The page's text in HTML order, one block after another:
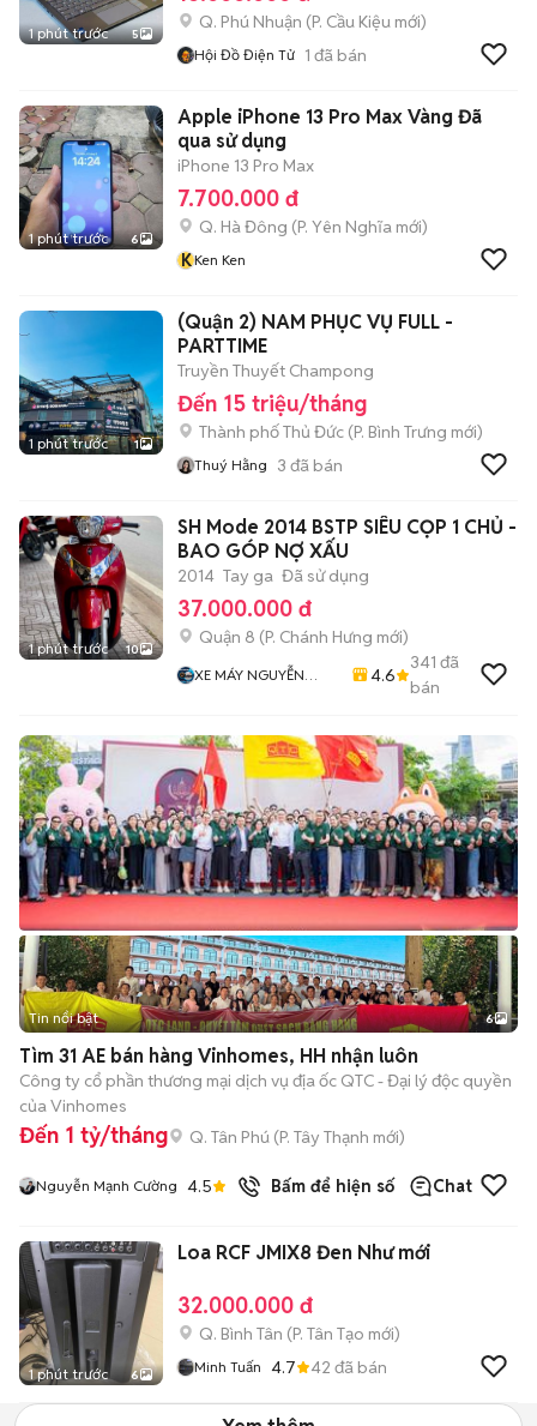
1 phút trước 5
Q. Phú Nhuận (P. Cầu Kiệu mới)
Hội Đồ Điện Tử 1 đã bán
1 phút trước 6
Apple iPhone 13 Pro Max Vàng Đã
qua sử dụng
iPhone 13 Pro Max
7.700.000 đ
Q. Hà Đông (P. Yên Nghĩa mới)
KKen Ken
1 phút trước 1
(Quận 2) NAM PHỤC VỤ FULL -
PARTTIME
Truyền Thuyết Champong
Đến 15 triệu/tháng
Thành phố Thủ Đức (P. Bình Trưng mới)
Thuý Hằng 3 đã bán
1 phút trước 10
SH Mode 2014 BSTP SIÊU CỌP 1 CHỦ -
BAO GÓP NỢ XẤU
2014 Tay ga Đã sử dụng
37.000.000 đ
Quận 8 (P. Chánh Hưng mới)
XE MÁY NGUYỄN
4.6
341 đã
bán
+2
Tin nổi bật 6
Tìm 31 AE bán hàng Vinhomes, HH nhận luôn
Công ty cổ phần thương mại dịch vụ địa ốc QTC - Đại lý độc quyền
của Vinhomes
Đến 1 tỷ/tháng Q. Tân Phú (P. Tây Thạnh mới)
Nguyễn Mạnh Cường 4.5 Bấm để hiện số Chat
1 phút trước 6
Loa RCF JMIX8 Đen Như mới
32.000.000 đ
Q. Bình Tân (P. Tân Tạo mới)
Minh Tuấn 4.7 42 đã bán